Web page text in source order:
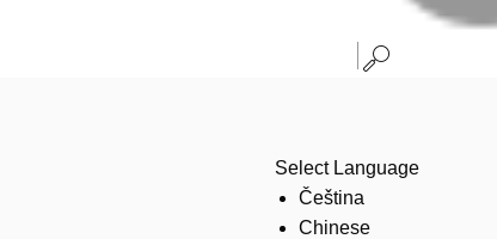
Select Language
Čeština
Chinese